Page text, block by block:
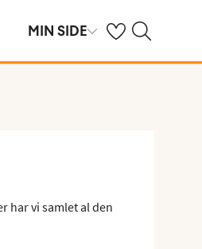
MIN SIDE Se dine gemte
Søg på spies.dk
har vi samlet al den